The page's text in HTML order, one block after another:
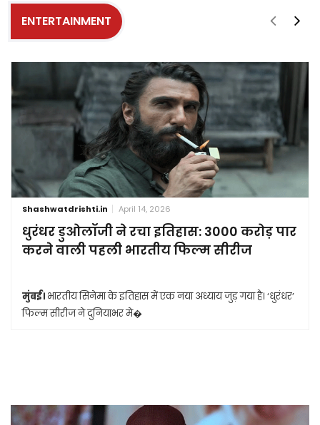
ENTERTAINMENT
Shashwatdrishti.in April 14, 2026
धुरंधर डुओलॉजी ने रचा इतिहास: 3000 करोड़ पार
करने वाली पहली भारतीय फिल्म सीरीज
मुंबई। भारतीय सिनेमा के इतिहास में एक नया अध्याय जुड़ गया है। ‘धुरंधर’
फिल्म सीरीज ने दुनियाभर मे�